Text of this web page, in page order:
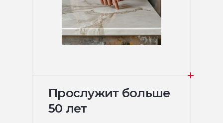
Прослужит больше
50 лет